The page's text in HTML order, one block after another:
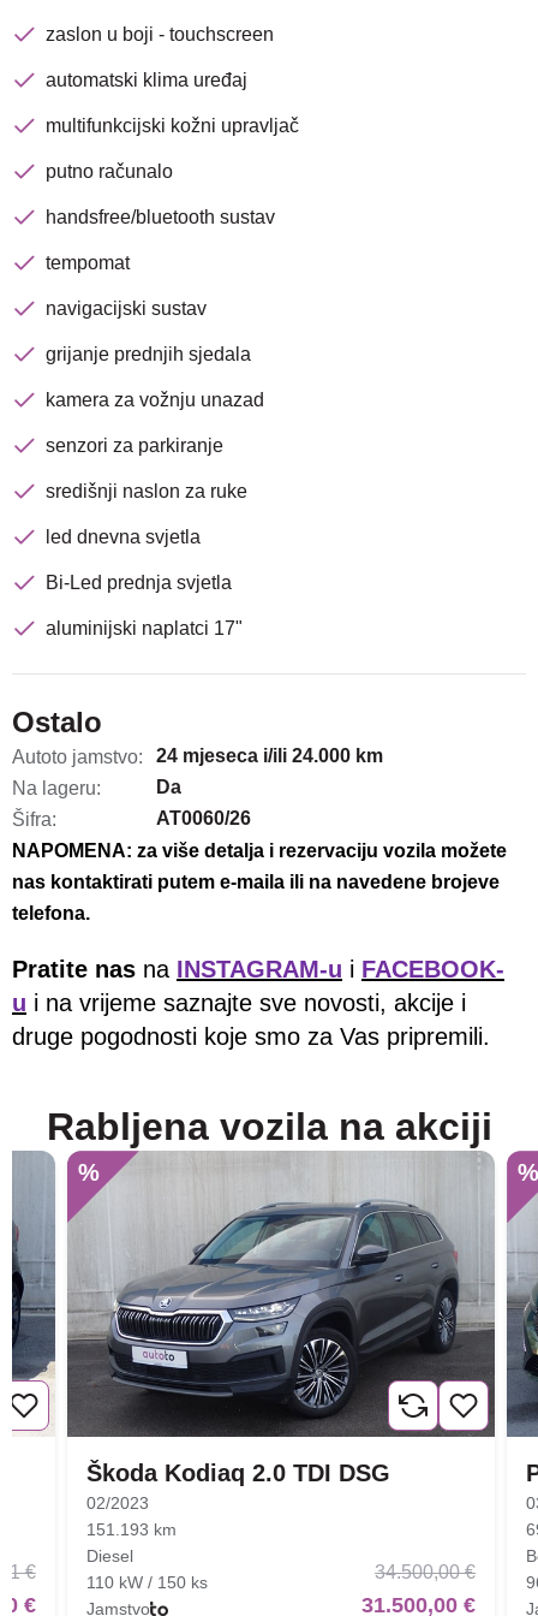
zaslon u boji - touchscreen
automatski klima uređaj
multifunkcijski kožni upravljač
putno računalo
handsfree/bluetooth sustav
tempomat
navigacijski sustav
grijanje prednjih sjedala
kamera za vožnju unazad
senzori za parkiranje
središnji naslon za ruke
led dnevna svjetla
Bi-Led prednja svjetla
aluminijski naplatci 17"
Ostalo
Autoto jamstvo:
24 mjeseca i/ili 24.000 km
Na lageru:
Da
Šifra:
AT0060/26
NAPOMENA: za više detalja i rezervaciju vozila možete
nas kontaktirati putem e-maila ili na navedene brojeve
telefona.
Pratite nas na INSTAGRAM-u i FACEBOOK-
u i na vrijeme saznajte sve novosti, akcije i
druge pogodnosti koje smo za Vas pripremili.
Rabljena vozila na akciji
€
€
%
Škoda Kodiaq 2.0 TDI DSG
02/2023
151.193 km
Diesel
110 kW / 150 ks
Jamstvo
34.500,00 €
31.500,00 €